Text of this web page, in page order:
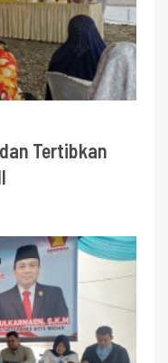
Tertibkan